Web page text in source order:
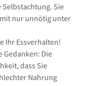
Sie
nur unnötig unter
Ihr Essverhalten!
Gedanken: Die
dass Sie
Nahrung